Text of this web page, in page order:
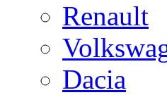
Renault
Dacia